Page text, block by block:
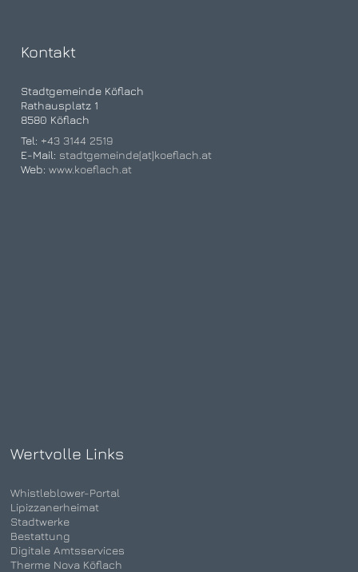
Kontakt
Stadtgemeinde Köflach
Rathausplatz 1
8580 Köflach
Tel: +43 3144 2519
E-Mail: stadtgemeinde[at]koeflach.at
Web:www.koeflach.at
Wertvolle Links
Whistleblower-Portal
Lipizzanerheimat
Stadtwerke
Bestattung
Digitale Amtsservices
Therme Nova Köflach